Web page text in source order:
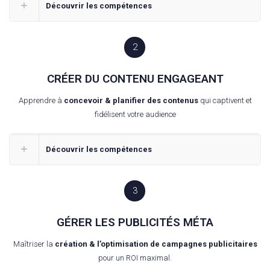
Découvrir les compétences
2
CRÉER DU CONTENU ENGAGEANT
Apprendre à concevoir & planifier des contenusqui captivent et
fidélisent votre audience
Découvrir les compétences
3
GÉRER LES PUBLICITÉS MÉTA
Maîtriser la création & l’optimisation de campagnes publicitaires
pour un ROI maximal.